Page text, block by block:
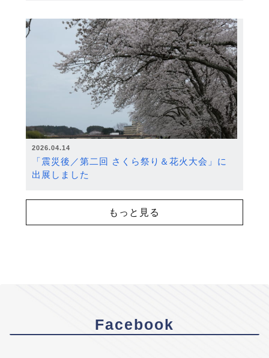
2026.04.14
「震災後／第二回 さくら祭り＆花火大会」に
出展しました
もっと見る
Facebook